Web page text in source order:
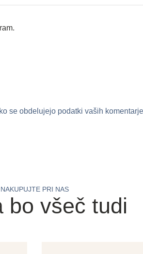
se obdelujejo podatki vaših
NAKUPUJTE PRI NAS
bo všeč tudi